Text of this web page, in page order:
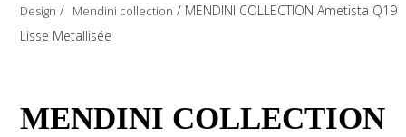
Design / Mendini collection / MENDINI COLLECTION Ametista Q19
Lisse Metallisée
MENDINI COLLECTION